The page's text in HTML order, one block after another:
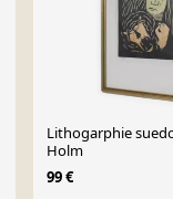
Lithogarphie
Holm
99 €